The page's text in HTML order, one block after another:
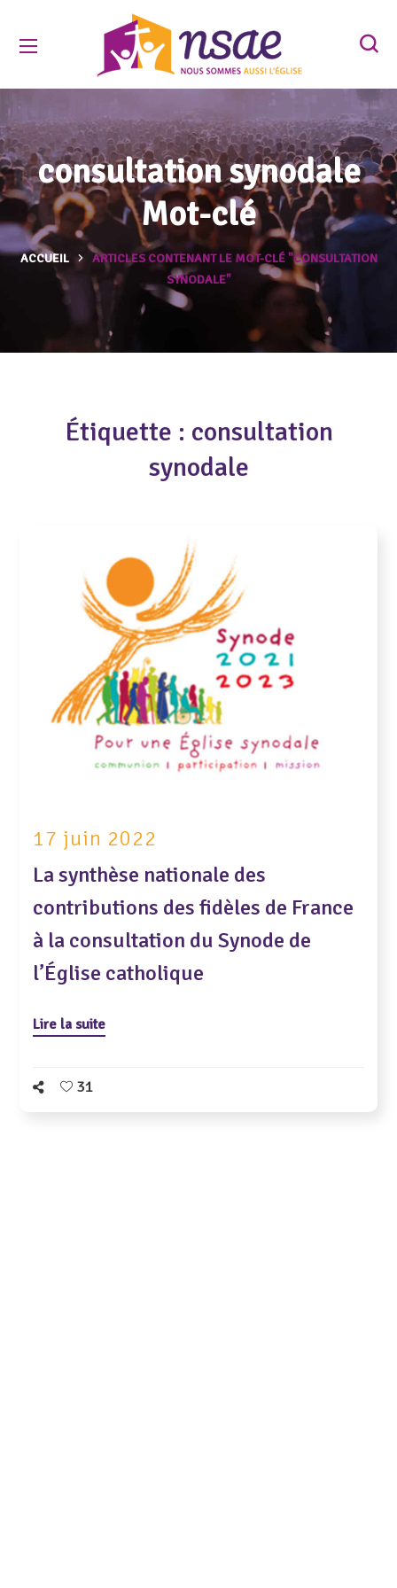
consultation synodale
Mot-clé
ACCUEIL
ARTICLES CONTENANT LE MOT-CLÉ "CONSULTATION
SYNODALE"
Étiquette : consultation
synodale
17 juin 2022
La synthèse nationale des
contributions des fidèles de France
à la consultation du Synode de
l’Église catholique
Lire la suite
31